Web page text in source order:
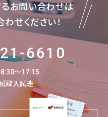
るお問い合わせは
せください！
6610
8:30～17:15
課入試班